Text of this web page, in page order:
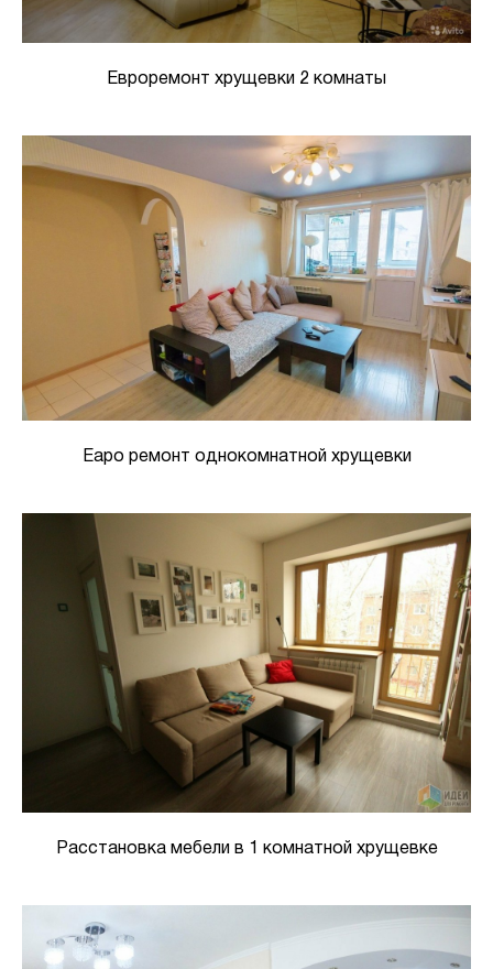
Евроремонт хрущевки 2 комнаты
Еаро ремонт однокомнатной хрущевки
Расстановка мебели в 1 комнатной хрущевке